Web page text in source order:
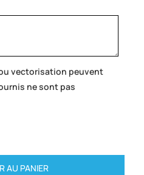
vectorisation peuvent
ne sont pas
AU PANIER